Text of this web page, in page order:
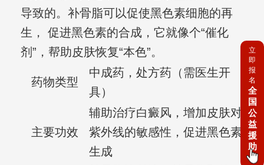
导致的。补骨脂可以促使黑色素细胞的再
生， 促进黑色素的合成，它就像个“催化
剂”，帮助皮肤恢复“本色”。
药物类型
中成药，处方药（需医生开
具）
主要功效
辅助治疗白癜风，增加皮肤对
紫外线的敏感性，促进黑色素
生成
立
即
报
名
全
国
公
益
援
助